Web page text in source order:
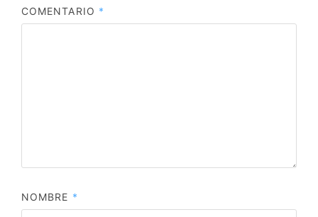
COMENTARIO *
NOMBRE *